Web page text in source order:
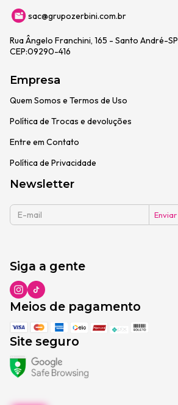
sac@grupozerbini.com.br
Rua Ângelo Franchini, 165 - Santo André-SP
CEP:09290-416
Empresa
Quem Somos e Termos de Uso
Política de Trocas e devoluções
Entre em Contato
Política de Privacidade
Newsletter
Siga a gente
Meios de pagamento
Site seguro